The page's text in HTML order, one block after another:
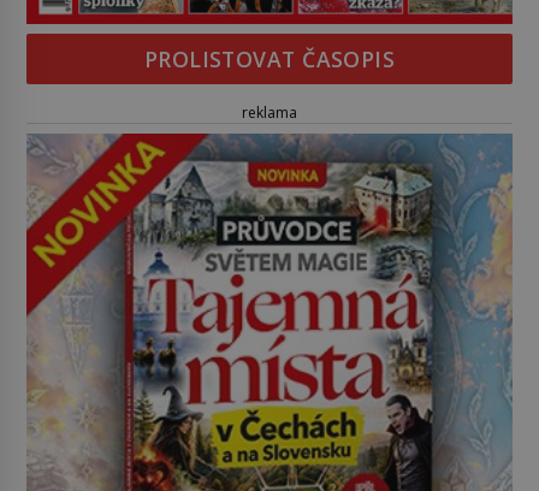
PROLISTOVAT ČASOPIS
reklama